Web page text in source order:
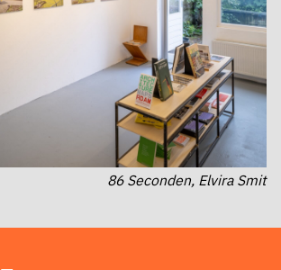
86 Seconden, Elvira Smit